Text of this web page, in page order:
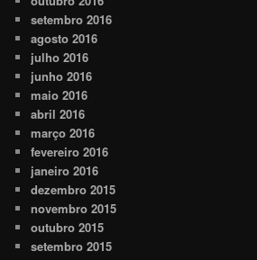
setembro 2016
agosto 2016
julho 2016
junho 2016
maio 2016
abril 2016
março 2016
fevereiro 2016
janeiro 2016
dezembro 2015
novembro 2015
outubro 2015
setembro 2015